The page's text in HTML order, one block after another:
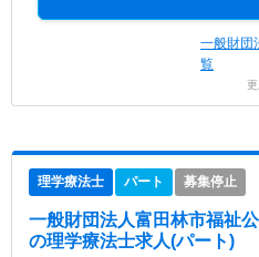
一般財団
覧
理学療法士 パート 募集停止
一般財団法人富田林市福祉
の理学療法士求人(パート)